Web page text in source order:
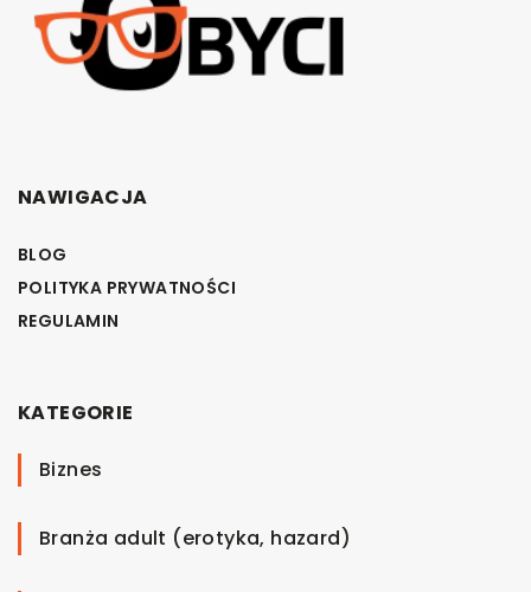
NAWIGACJA
BLOG
POLITYKA PRYWATNOŚCI
REGULAMIN
KATEGORIE
Biznes
Branża adult (erotyka, hazard)